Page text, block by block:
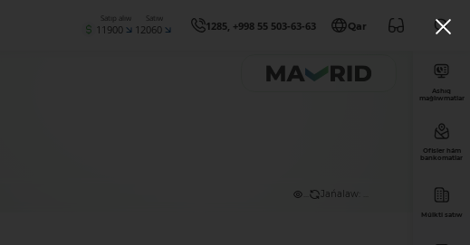
Satıp alıw
11900
Satıw
12060 1285, +998 55 503-63-63 Qar
Jańalaw: ...
Ashıq
maǵlıwmatlar
Ofisler hám
bankomatlar
Múlkti satıw